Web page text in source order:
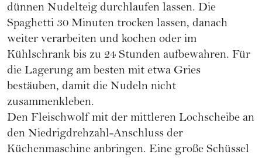
dünnen Nudelteig durchlaufen lassen. Die
Spaghetti 30 Minuten trocken lassen, danach
weiter verarbeiten und kochen oder im
Kühlschrank bis zu 24 Stunden aufbewahren. Für
die Lagerung am besten mit etwa Gries
bestäuben, damit die Nudeln nicht
zusammenkleben.
Den Fleischwolf mit der mittleren Lochscheibe an
den Niedrigdrehzahl-Anschluss der
Küchenmaschine anbringen. Eine große Schüssel